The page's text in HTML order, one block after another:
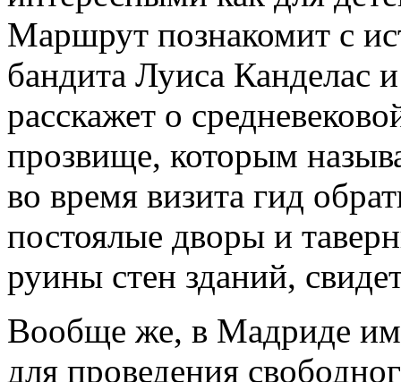
Маршрут познакомит с
бандита Луиса
расскажет о
прозвище, которым
во время визита гид
постоялые дворы и
руины стен зданий,
Вообще же, в Мадриде
для проведения